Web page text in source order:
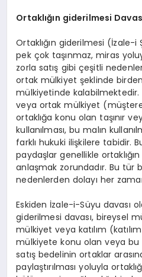
Ortaklığın giderilmesi
Ortaklığın giderilmesi (İzale-i
pek çok taşınmaz, miras
zorla satış gibi çeşitli
ortak mülkiyet şeklinde
mülkiyetinde kalabilmektedir.
veya ortak mülkiyet
ortaklığa konu olan taşınır
kullanılması, bu malın
farklı hukuki ilişkilere tabidir.
paydaşlar genellikle
anlaşmak zorundadır. Bu tür
nedenlerden dolayı her
Eskiden İzale-i-Süyu davası
giderilmesi davası, bireysel
mülkiyet veya katılım
mülkiyete konu olan veya bu
satış bedelinin ortaklar
paylaştırılması yoluyla